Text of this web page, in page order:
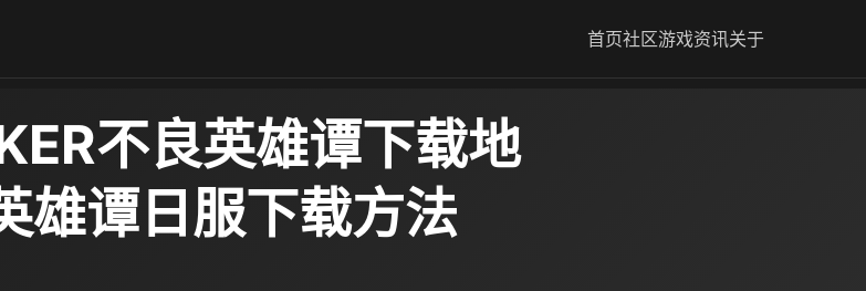
首页社区游戏资讯关于
不良英雄谭下载地
雄谭日服下载方法